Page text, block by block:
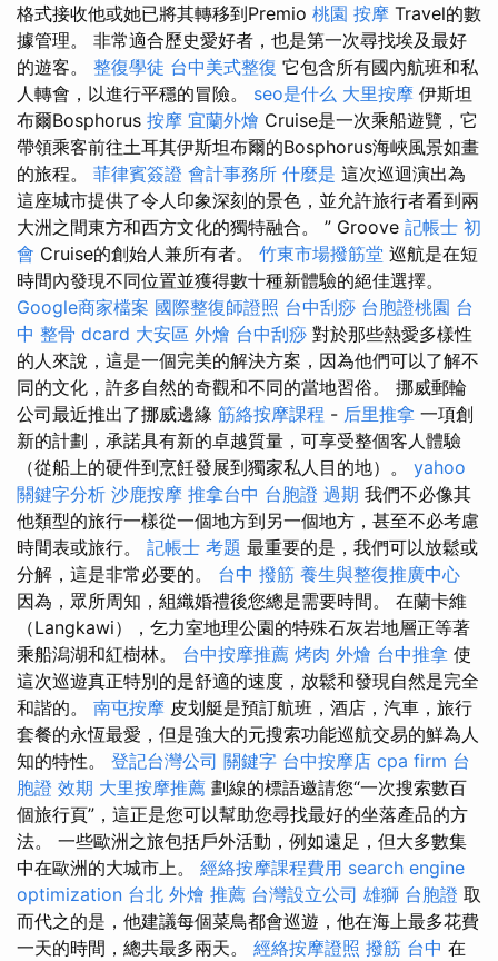
格式接收他或她已將其轉移到Premio 桃園 按摩 Travel的數
據管理。 非常適合歷史愛好者，也是第一次尋找埃及最好
的遊客。 整復學徒 台中美式整復 它包含所有國內航班和私
人轉會，以進行平穩的冒險。 seo是什么 大里按摩 伊斯坦
布爾Bosphorus 按摩 宜蘭外燴 Cruise是一次乘船遊覽，它
帶領乘客前往土耳其伊斯坦布爾的Bosphorus海峽風景如畫
的旅程。 菲律賓簽證 會計事務所 什麼是 這次巡迴演出為
這座城市提供了令人印象深刻的景色，並允許旅行者看到兩
大洲之間東方和西方文化的獨特融合。 ” Groove 記帳士 初
會 Cruise的創始人兼所有者。 竹東市場撥筋堂 巡航是在短
時間內發現不同位置並獲得數十種新體驗的絕佳選擇。
Google商家檔案 國際整復師證照 台中刮痧 台胞證桃園 台
中 整骨 dcard 大安區 外燴 台中刮痧 對於那些熱愛多樣性
的人來說，這是一個完美的解決方案，因為他們可以了解不
同的文化，許多自然的奇觀和不同的當地習俗。 挪威郵輪
公司最近推出了挪威邊緣 筋絡按摩課程 - 后里推拿 一項創
新的計劃，承諾具有新的卓越質量，可享受整個客人體驗
（從船上的硬件到烹飪發展到獨家私人目的地）。 yahoo
關鍵字分析 沙鹿按摩 推拿台中 台胞證 過期 我們不必像其
他類型的旅行一樣從一個地方到另一個地方，甚至不必考慮
時間表或旅行。 記帳士 考題 最重要的是，我們可以放鬆或
分解，這是非常必要的。 台中 撥筋 養生與整復推廣中心
因為，眾所周知，組織婚禮後您總是需要時間。 在蘭卡維
（Langkawi），乞力室地理公園的特殊石灰岩地層正等著
乘船潟湖和紅樹林。 台中按摩推薦 烤肉 外燴 台中推拿 使
這次巡遊真正特別的是舒適的速度，放鬆和發現自然是完全
和諧的。 南屯按摩 皮划艇是預訂航班，酒店，汽車，旅行
套餐的永恆最愛，但是強大的元搜索功能巡航交易的鮮為人
知的特性。 登記台灣公司 關鍵字 台中按摩店 cpa firm 台
胞證 效期 大里按摩推薦 劃線的標語邀請您“一次搜索數百
個旅行頁”，這正是您可以幫助您尋找最好的坐落產品的方
法。 一些歐洲之旅包括戶外活動，例如遠足，但大多數集
中在歐洲的大城市上。 經絡按摩課程費用 search engine
optimization 台北 外燴 推薦 台灣設立公司 雄獅 台胞證 取
而代之的是，他建議每個菜鳥都會巡遊，他在海上最多花費
一天的時間，總共最多兩天。 經絡按摩證照 撥筋 台中 在